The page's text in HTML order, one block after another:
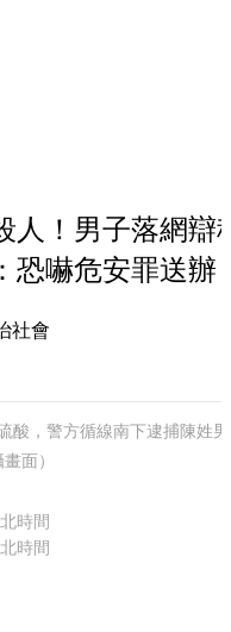
人！男子落網辯
嚇危安罪送辦
社會
，警方循線南下逮捕陳姓男
面）
時間
時間